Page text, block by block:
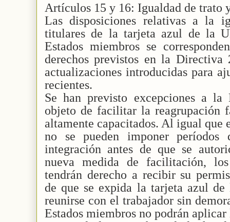
Artículos 15 y 16: Igualdad de trato
Las disposiciones relativas a la
titulares de la tarjeta azul de la
Estados miembros se
derechos previstos en la Directiva
actualizaciones introducidas para
recientes.
Se han previsto excepciones a la
objeto de facilitar la reagrupación
altamente capacitados. Al igual
no se pueden imponer períodos
integración antes de que se
nueva medida de facilitación,
tendrán derecho a recibir su
de que se expida la tarjeta azul
reunirse con el trabajador sin
Estados miembros no podrán